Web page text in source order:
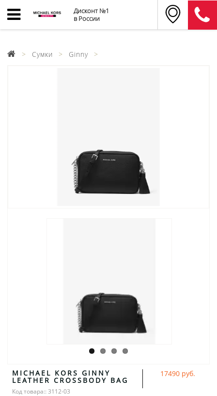
Дисконт №1
в России
Сумки Ginny
MICHAEL KORS GINNY
LEATHER CROSSBODY BAG
Код товара:: 3112-03
17490 руб.